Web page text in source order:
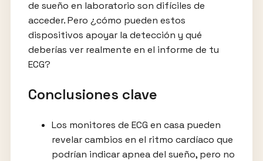
de sueño en laboratorio son difíciles de
acceder. Pero ¿cómo pueden estos
dispositivos apoyar la detección y qué
deberías ver realmente en el informe de tu
ECG?
Conclusiones clave
Los monitores de ECG en casa pueden
revelar cambios en el ritmo cardíaco que
podrían indicar apnea del sueño, pero no